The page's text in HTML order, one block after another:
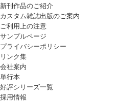
新刊作品のご紹介
カスタム雑誌出版のご案内
ご利用上の注意
サンプルページ
プライバシーポリシー
リンク集
会社案内
単行本
好評シリーズ一覧
採用情報